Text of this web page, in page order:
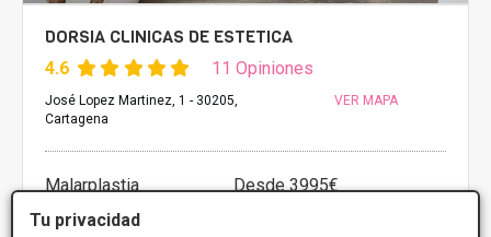
Tu privacidad
DORSIA CLINICAS DE ESTETICA
4.6 11 Opiniones
José Lopez Martinez, 1 - 30205,
Cartagena
VER MAPA
Malarplastia
Desde 3995€
Presupuestos con